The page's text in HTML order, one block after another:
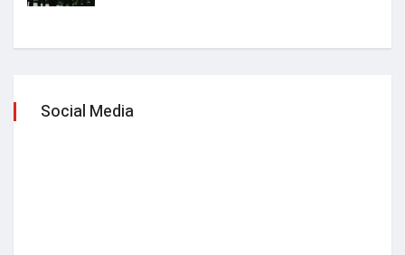
Social Media